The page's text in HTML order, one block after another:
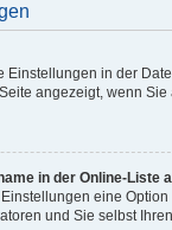
in der
angezeigt, wenn
in der Online-Liste
eine
und Sie selbst